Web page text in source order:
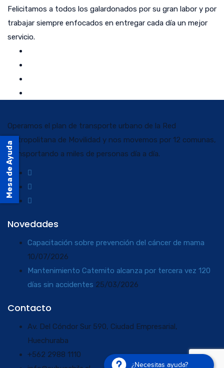
Felicitamos a todos los galardonados por su gran labor y por
trabajar siempre enfocados en entregar cada día un mejor
servicio.
Operamos el plan de transporte urbano de la Red
Metropolitana de Movilidad y nos movemos por 12 comunas,
transportando a miles de personas día a día.
Novedades
Capacitación sobre prevención del cáncer de mama
10/07/2026
Mantenimiento Catemito alcanza por tercera vez 120
días sin accidentes 25/03/2026
Contacto
Av. Del Cóndor Sur 590, Ciudad Empresarial,
Huechuraba
+562 2988 1110
Mesa de Ayuda